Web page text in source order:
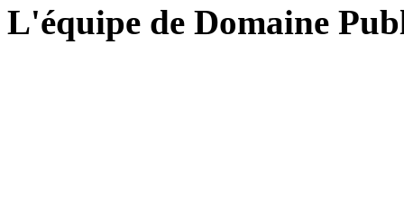
L'équipe de Domaine